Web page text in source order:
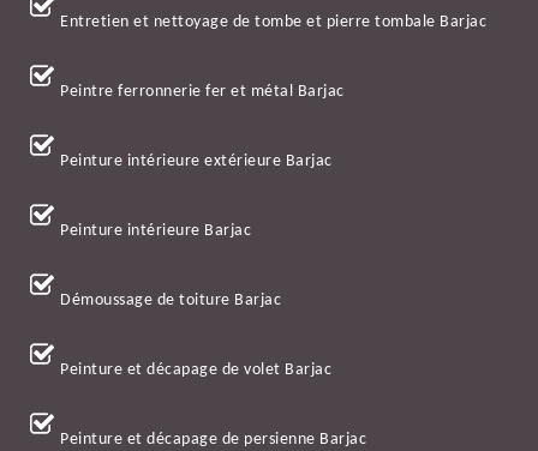
Entretien et nettoyage de tombe et pierre tombale Barjac
Peintre ferronnerie fer et métal Barjac
Peinture intérieure extérieure Barjac
Peinture intérieure Barjac
Démoussage de toiture Barjac
Peinture et décapage de volet Barjac
Peinture et décapage de persienne Barjac